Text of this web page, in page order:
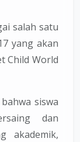
salah satu
yang akan
Child World
siswa
dan
akademik,